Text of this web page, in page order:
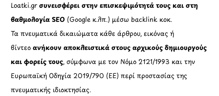
Loatki.gr συνεισφέρει στην επισκεψιμότητά τους και στη
βαθμολογία SEO (Google κ.λπ.) μέσω backlink κοκ.
Τα πνευματικά δικαιώματα κάθε άρθρου, εικόνας ή
βίντεοανήκουν αποκλειστικά στους αρχικούς δημιουργούς
και φορείς τους, σύμφωνα με τον Νόμο 2121/1993 και την
Ευρωπαϊκή Οδηγία 2019/790 (ΕΕ) περί προστασίας της
πνευματικής ιδιοκτησίας.